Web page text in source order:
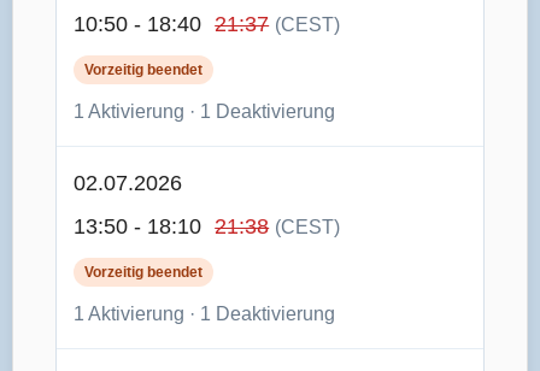
10:50 - 18:40 21:37 (CEST)
Vorzeitig beendet
1 Aktivierung · 1 Deaktivierung
02.07.2026
13:50 - 18:10 21:38 (CEST)
Vorzeitig beendet
1 Aktivierung · 1 Deaktivierung